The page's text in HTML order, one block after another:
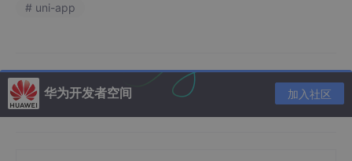
# uni-app
华为开发者空间 加入社区